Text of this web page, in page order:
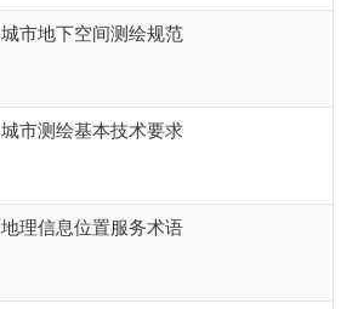
城市地下空间测绘规范
城市测绘基本技术要求
地理信息位置服务术语